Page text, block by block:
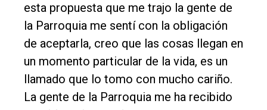
esta propuesta que me trajo la gente de
la Parroquia me sentí con la obligación
de aceptarla, creo que las cosas llegan en
un momento particular de la vida, es un
llamado que lo tomo con mucho cariño.
La gente de la Parroquia me ha recibido